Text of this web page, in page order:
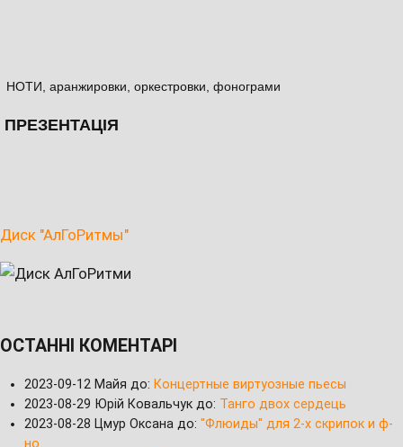
НОТИ, аранжировки, оркестровки, фонограми
ПРЕЗЕНТАЦІЯ
Диск "АлГоРитмы"
ОСТАННІ КОМЕНТАРІ
2023-09-12 Майя до: Концертные виртуозные пьесы
2023-08-29 Юрій Ковальчук до: Танго двох сердець
2023-08-28 Цмур Оксана до: "Флюиды" для 2-х скрипок и ф-
но